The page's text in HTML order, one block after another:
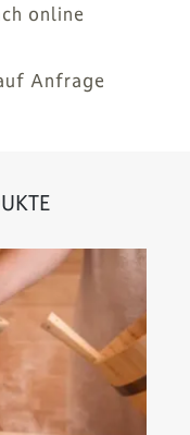
online
Anfrage